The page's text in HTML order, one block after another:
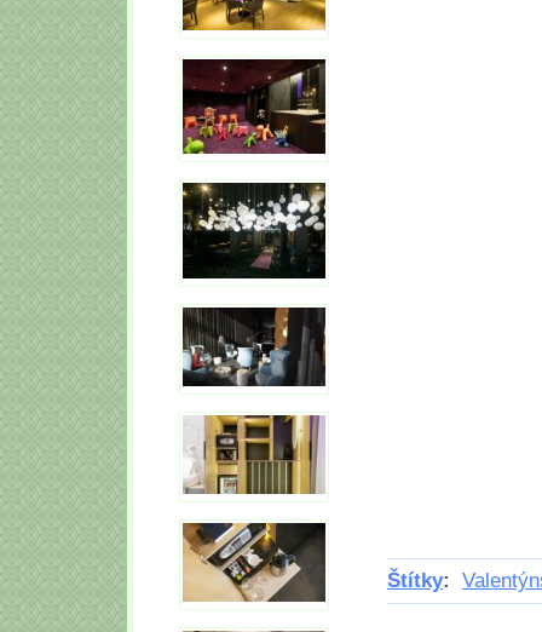
Štítky: